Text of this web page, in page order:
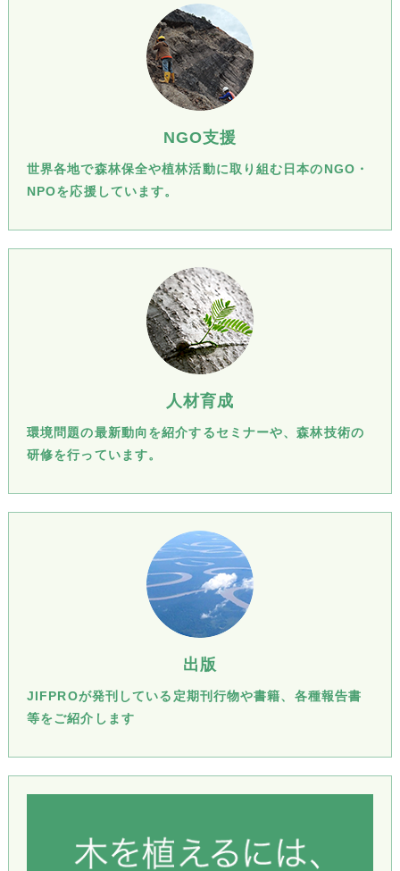
NGO支援
世界各地で森林保全や植林活動に取り組む日本のNGO・
NPOを応援しています。
人材育成
環境問題の最新動向を紹介するセミナーや、森林技術の
研修を行っています。
出版
JIFPROが発刊している定期刊行物や書籍、各種報告書
等をご紹介します